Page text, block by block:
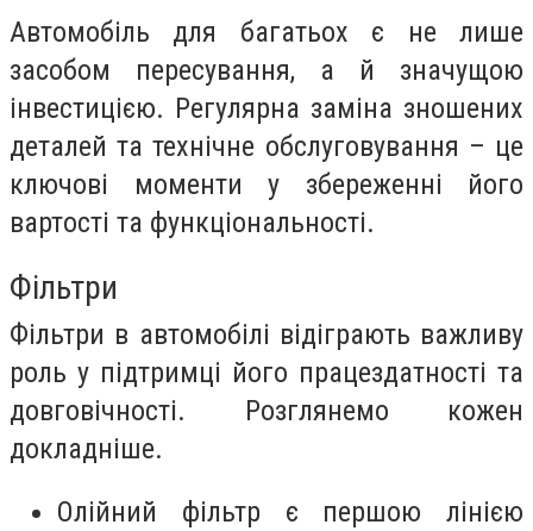
Автомобіль для багатьох є не лише
засобом пересування, а й значущою
інвестицією. Регулярна заміна зношених
деталей та технічне обслуговування – це
ключові моменти у збереженні його
вартості та функціональності.
Фільтри
Фільтри в автомобілі відіграють важливу
роль у підтримці його працездатності та
довговічності. Розглянемо кожен
докладніше.
Олійний фільтр є першою лінією